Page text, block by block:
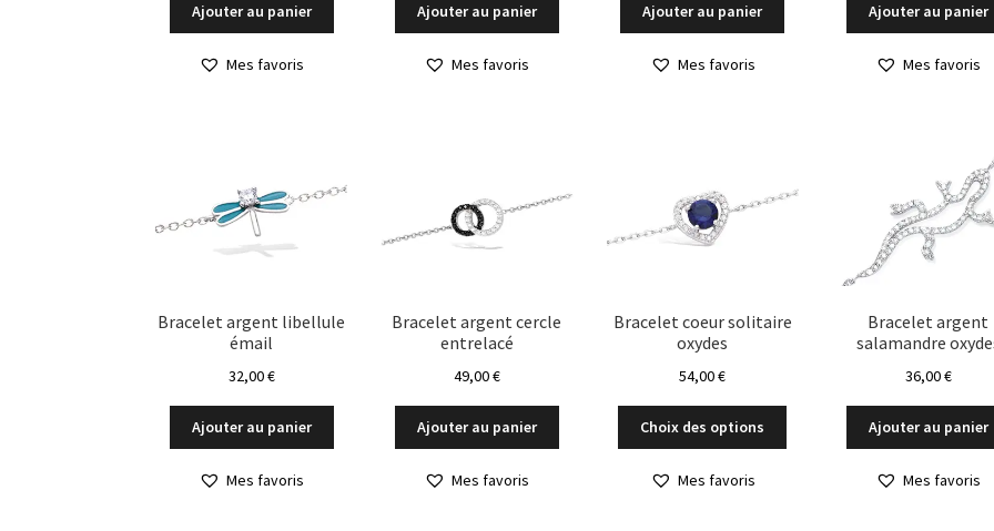
Ajouter au panier
Mes favoris
Ajouter au panier
Mes favoris
Ajouter au panier
Mes favoris
Ajouter au panier
Mes favoris
Bracelet argent libellule
émail
32,00€
Ajouter au panier
Mes favoris
Bracelet argent cercle
entrelacé
49,00€
Ajouter au panier
Mes favoris
Bracelet coeur solitaire
oxydes
54,00€
Choix des options
Mes favoris
Bracelet argent
salamandre
36,00€
Ajouter au panier
Mes favoris